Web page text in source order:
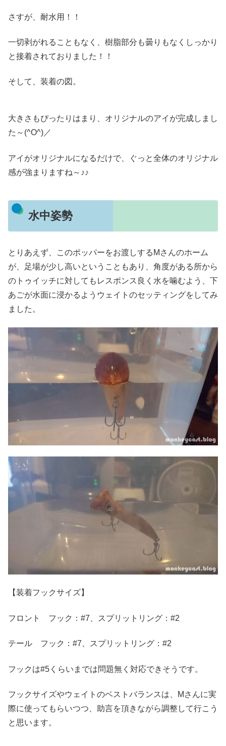
さすが、耐水用！！
一切剥がれることもなく、樹脂部分も曇りもなくしっかり
と接着されておりました！！
そして、装着の図。
大きさもぴったりはまり、オリジナルのアイが完成しまし
た～(^O^)／
アイがオリジナルになるだけで、ぐっと全体のオリジナル
感が強まりますね～♪♪
水中姿勢
とりあえず、このポッパーをお渡しするMさんのホーム
が、足場が少し高いということもあり、角度がある所から
のトゥイッチに対してもレスポンス良く水を噛むよう、下
あごが水面に浸かるようウェイトのセッティングをしてみ
ました。
【装着フックサイズ】
フロント フック：#7、スプリットリング：#2
テール フック：#7、スプリットリング：#2
フックは#5くらいまでは問題無く対応できそうです。
フックサイズやウェイトのベストバランスは、Mさんに実
際に使ってもらいつつ、助言を頂きながら調整して行こう
と思います。